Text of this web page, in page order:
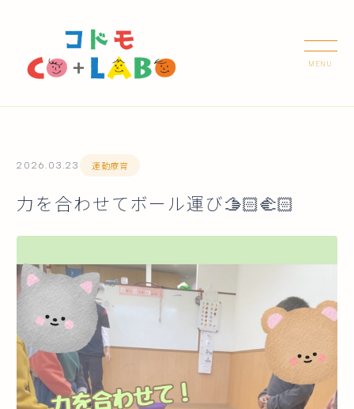
2026.03.23 運動療育
力を合わせてボール運び🫱🏻‍🫲🏻